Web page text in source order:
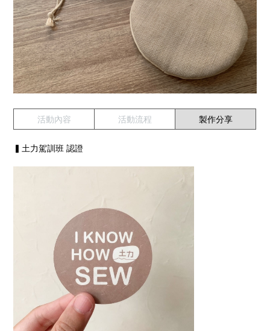
活動內容 活動流程 製作分享
▍土力駕訓班 認證